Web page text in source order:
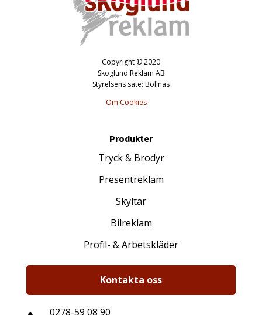
Copyright © 2020
Skoglund Reklam AB
Styrelsens säte: Bollnäs
Om Cookies
Produkter
Tryck & Brodyr
Presentreklam
Skyltar
Bilreklam
Profil- & Arbetskläder
Kontakta oss
0278-59 08 90